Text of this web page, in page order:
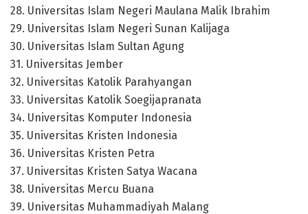
28. Universitas Islam Negeri Maulana Malik Ibrahim
29. Universitas Islam Negeri Sunan Kalijaga
30. Universitas Islam Sultan Agung
31. Universitas Jember
32. Universitas Katolik Parahyangan
33. Universitas Katolik Soegijapranata
34. Universitas Komputer Indonesia
35. Universitas Kristen Indonesia
36. Universitas Kristen Petra
37. Universitas Kristen Satya Wacana
38. Universitas Mercu Buana
39. Universitas Muhammadiyah Malang